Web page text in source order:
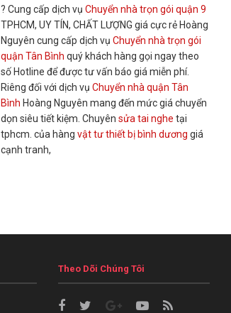
? Cung cấp dịch vụChuyển nhà trọn gói quận 9
TPHCM, UY TÍN, CHẤT LƯỢNG giá cực rẻ Hoàng
Nguyên cung cấp dịch vụChuyển nhà trọn gói
quận Tân Bình quý khách hàng gọi ngay theo
số Hotline để được tư vấn báo giá miễn phí.
Riêng đối với dịch vụChuyển nhà quận Tân
Bình Hoàng Nguyên mang đến mức giá chuyển
dọn siêu tiết kiệm. Chuyênsửa tai nghe tại
tphcm. của hàngvật tư thiết bị bình dương giá
cạnh tranh,
Theo Dõi Chúng Tôi